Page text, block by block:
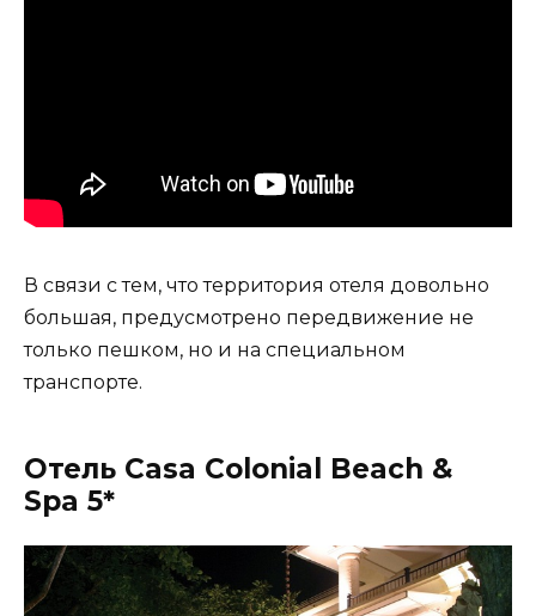
В связи с тем, что территория отеля довольно
большая, предусмотрено передвижение не
только пешком, но и на специальном
транспорте.
Отель Casa Colonial Beach &
Spa 5*